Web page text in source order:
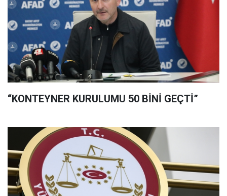
“KONTEYNER KURULUMU 50 BİNİ GEÇTİ”